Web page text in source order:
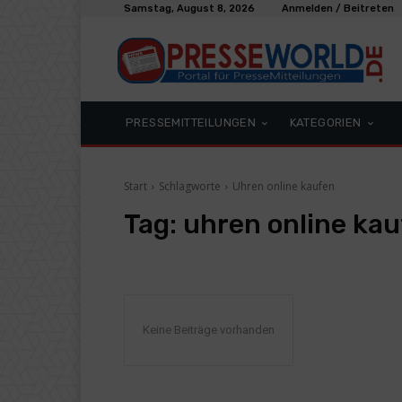
Samstag, August 8, 2026 Anmelden / Beitreten
PRESSEMITTEILUNGEN KATEGORIEN
Start Schlagworte Uhren online kaufen
Tag: uhren online
Keine Beiträge vorhanden